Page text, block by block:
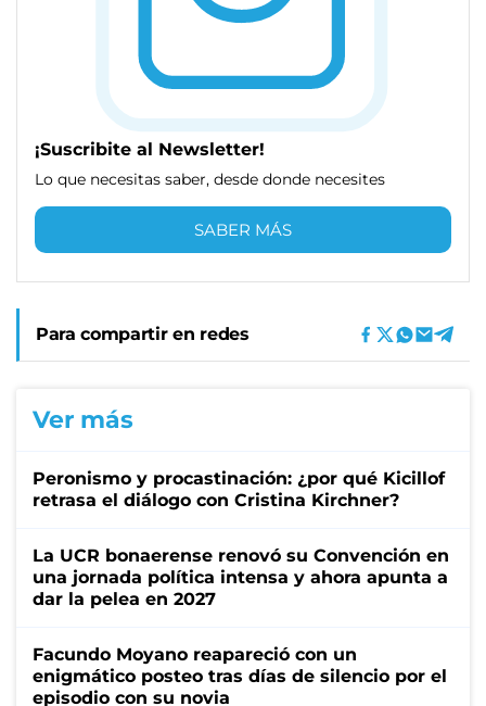
¡Suscribite al Newsletter!
Lo que necesitas saber, desde donde necesites
SABER MÁS
Para compartir en redes
Ver más
Peronismo y procastinación: ¿por qué Kicillof
retrasa el diálogo con Cristina Kirchner?
La UCR bonaerense renovó su Convención en
una jornada política intensa y ahora apunta a
dar la pelea en 2027
Facundo Moyano reapareció con un
enigmático posteo tras días de silencio por el
episodio con su novia